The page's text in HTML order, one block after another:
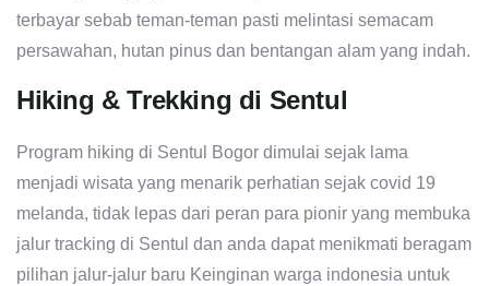
terbayar sebab teman-teman pasti melintasi semacam
persawahan, hutan pinus dan bentangan alam yang indah.
Hiking & Trekking di Sentul
Program hiking di Sentul Bogor dimulai sejak lama
menjadi wisata yang menarik perhatian sejak covid 19
melanda, tidak lepas dari peran para pionir yang membuka
jalur tracking di Sentul dan anda dapat menikmati beragam
pilihan jalur-jalur baru Keinginan warga indonesia untuk